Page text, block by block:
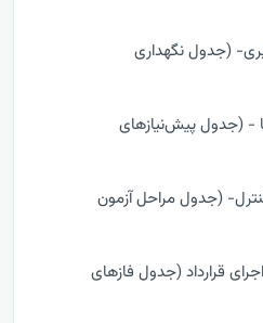
(جدول نگهداری
- (جدول پیش‌نیازهای
و کنترل- (جدول مراحل آزمون
اجرای قرارداد (جدول فازهای